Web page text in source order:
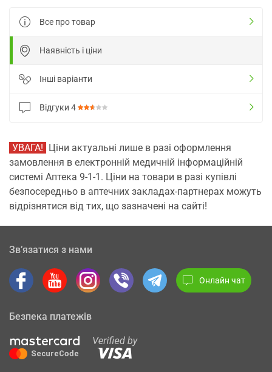
Все про товар
Наявність і ціни
Інші варіанти
Відгуки 4
УВАГА! Ціни актуальні лише в разі оформлення
замовлення в електронній медичній інформаційній
системі Аптека 9-1-1. Ціни на товари в разі купівлі
безпосередньо в аптечних закладах-партнерах можуть
відрізнятися від тих, що зазначені на сайті!
Зв’язатися з нами
Онлайн чат
Безпека платежів